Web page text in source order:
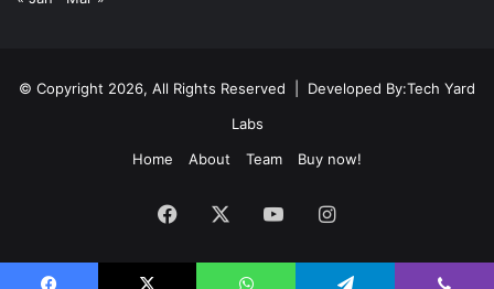
© Copyright 2026, All Rights Reserved | Developed By:Tech Yard
Labs
Home
About Team Buy now!
Facebook YouTubeInstagram